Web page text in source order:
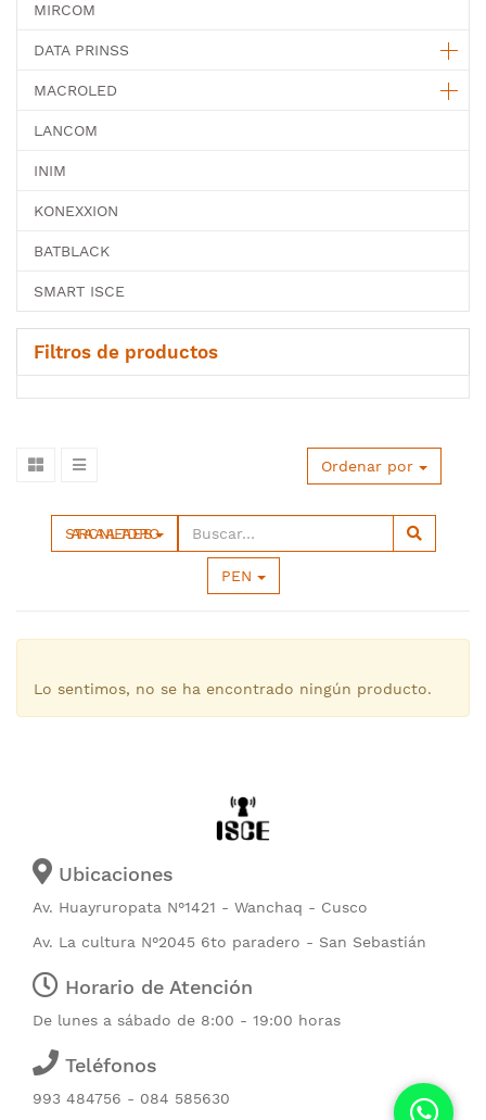
MIRCOM
DATA PRINSS
MACROLED
LANCOM
INIM
KONEXXION
BATBLACK
SMART ISCE
Filtros de productos
SATRA CANALETA DE PISO
PEN
Ordenar por
Lo sentimos, no se ha encontrado ningún producto.
Ubicaciones
Av. Huayruropata N°1421 - Wanchaq - Cusco
Av. La cultura N°2045 6to paradero - San Sebastián
Horario de Atención
De lunes a sábado de 8:00 - 19:00 horas
Teléfonos
993 484756 - 084 585630